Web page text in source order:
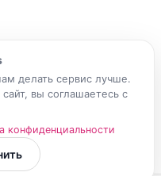
делать сервис лучше.
вы соглашаетесь с
конфиденциальности